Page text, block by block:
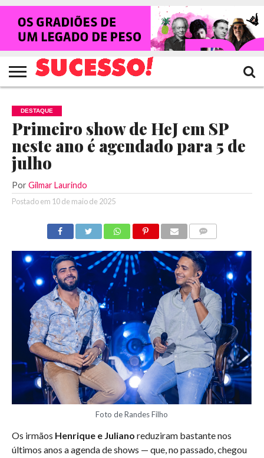
HOME
NOTÍCIAS
SHOWS
ENTREVISTAS
CLIQUES
RANKING
CROWLEY
TV
SUCESSO!
REVISTA
SUCESSO!
DESTAQUE
Primeiro show de HeJ em SP
neste ano é agendado para 5 de
julho
Por Gilmar Laurindo
Postado em 10 de maio de 2025
Foto de Randes Filho
Os irmãos Henrique e Juliano reduziram bastante nos
últimos anos a agenda de shows — que, no passado, chegou